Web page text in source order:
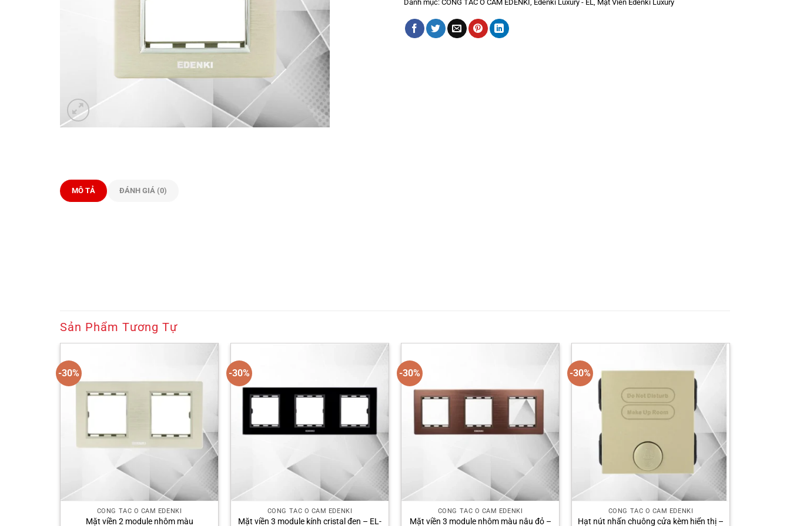
Danh mục: CÔNG TẮC Ổ CẮM EDENKI Edenki Luxury - EL Mặt Viền Edenki Luxury
MÔ TẢ ĐÁNH GIÁ (0)
Sản Phẩm Tương Tự
-30%
CÔNG TẮC Ổ CẮM EDENKI
Mặt viền 2 module nhôm màu
-30%
CÔNG TẮC Ổ CẮM EDENKI
Mặt viền 3 module kính cristal đen – EL-
-30%
CÔNG TẮC Ổ CẮM EDENKI
Mặt viền 3 module nhôm màu nâu đỏ –
-30%
CÔNG TẮC Ổ CẮM EDENKI
Hạt nút nhấn chuông cửa kèm hiển thị –